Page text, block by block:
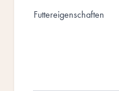
Futtereigenschaften